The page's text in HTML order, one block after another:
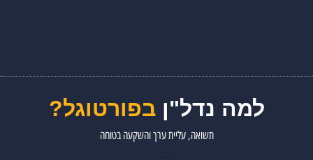
למה נדל"ןבפורטוגל?
תשואה, עליית ערך והשקעה בטוחה